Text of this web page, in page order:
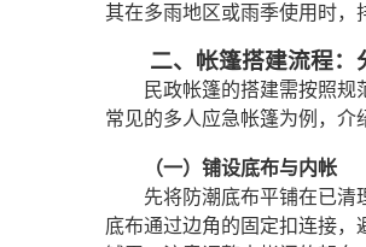
其在多雨地区或雨季使用时，
二、帐篷搭建流程：
民政帐篷的搭建需按照
常见的多人应急帐篷为例，介
（一）铺设底布与内帐
先将防潮底布平铺在已清
底布通过边角的固定扣连接